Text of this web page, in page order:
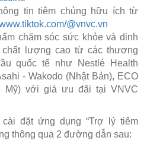
tin tiêm chủng hữu ích từ
@vnvc.vn
chăm sóc sức khỏe và dinh
lượng cao từ các thương
quốc tế như Nestlé Health
- Wakodo (Nhật Bản), ECO
Mỹ) với giá ưu đãi tại VNVC
đặt ứng dụng “Trợ lý tiêm
thông qua 2 đường dẫn sau: